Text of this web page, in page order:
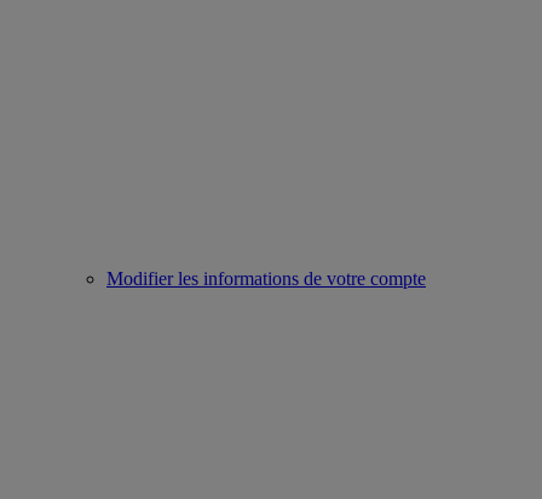
Modifier les informations de votre compte